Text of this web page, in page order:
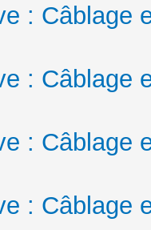
: Câblage
: Câblage
: Câblage
: Câblage